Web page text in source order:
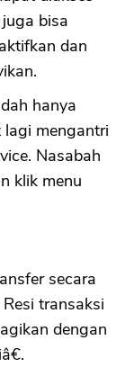
bisa
dan
hanya
lagi mengantri
Nasabah
klik menu
secara
transaksi
dengan